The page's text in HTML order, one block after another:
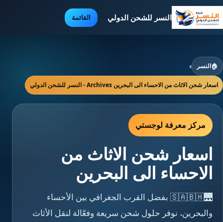
النسر للشحن الدولي القائمة
🏠النسر ›
اسعار شحن الاثاث من الاحساء الى البحرين Archives - النسر للشحن الدولي
مركز معرفة لوجستي
اسعار شحن الاثاث من
الاحساء الى البحرين
🌉🇸🇦🇧🇭 بفضل القرب الجغرافي بين الأحساء
والبحرين، نوفر حلول شحن سريعة وفعّالة لنقل الأثاث